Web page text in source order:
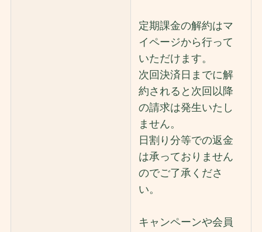
定期課金の解約はマ
イページから行って
いただけます。
次回決済日までに解
約されると次回以降
の請求は発生いたし
ません。
日割り分等での返金
は承っておりません
のでご了承くださ
い。
キャンペーンや会員